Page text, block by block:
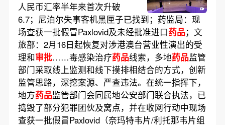
人民币汇率半年来首次升破
6.7；尼泊尔失事客机黑匣子已找到；药监局：现
场查获一批假冒Paxlovid及未经批准进口药品；文
旅部：2月16日起恢复对涉港澳台营业性演出的受
理和审批……毒感染治疗药品线索，多地药品监管
部门采取线上监测和线下摸排相结合的方式，创新
监管思路，深挖案源、严查违法。在统一指挥下，
地方药品监管部门会同属地公安部门联合执法，已
捣毁了部分犯罪团伙及窝点，并在收网行动中现场
查获一批假冒Paxlovid（奈玛特韦片/利托那韦片组